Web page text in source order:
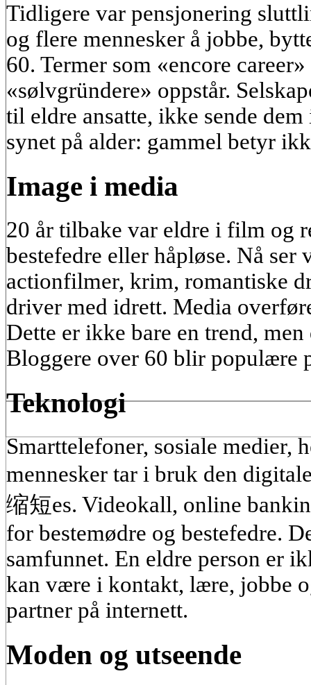
Tidligere var pensjonering
og flere mennesker å jobbe,
60. Termer som «encore
«sølvgründere» oppstår.
til eldre ansatte, ikke sende
synet på alder: gammel betyr
Image i media
20 år tilbake var eldre i film og
bestefedre eller håpløse. Nå ser
actionfilmer, krim, romantiske
driver med idrett. Media
Dette er ikke bare en trend,
Bloggere over 60 blir populære
Teknologi
Smarttelefoner, sosiale medier,
mennesker tar i bruk den
缩短es. Videokall, online
for bestemødre og bestefedre.
samfunnet. En eldre person er
kan være i kontakt, lære, jobbe
partner på internett.
Moden og utseende